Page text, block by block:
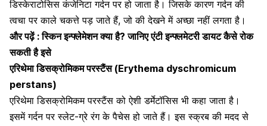
डिस्केराटोसिस कंजेनिटा गर्दन पर हो जाता है। जिसके कारण गर्दन की
त्वचा पर काले चकत्ते पड़ जाते हैं, जो की देखने में अच्छा नहीं लगता है।
और पढ़ें :स्किन इन्फ्लेमेशन क्या है? जानिए एंटी इन्फ्लमेटरी डायट कैसे रोक
सकती है इसे
एरिथेमा डिसक्रोमिकम परस्टैंस (Erythema dyschromicum
perstans)
एरिथेमा डिसक्रोमिकम परस्टैंस को ऐशी डर्मेटॉसिस भी कहा जाता है।
इसमें गर्दन पर स्लेट-ग्रे रंग के पैचेस हो जाते हैं। इस स्क्रब की मदद से